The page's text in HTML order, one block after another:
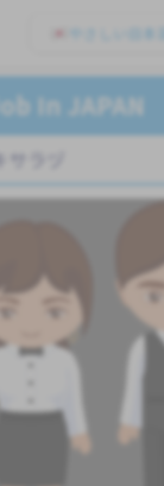
やさしい日本語
In JAPAN
サラヅ